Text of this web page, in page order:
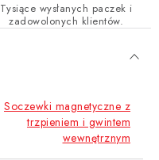
Tysiące wysłanych paczek i
zadowolonych klientów.
Soczewki magnetyczne z
trzpieniem i gwintem
wewnętrznym